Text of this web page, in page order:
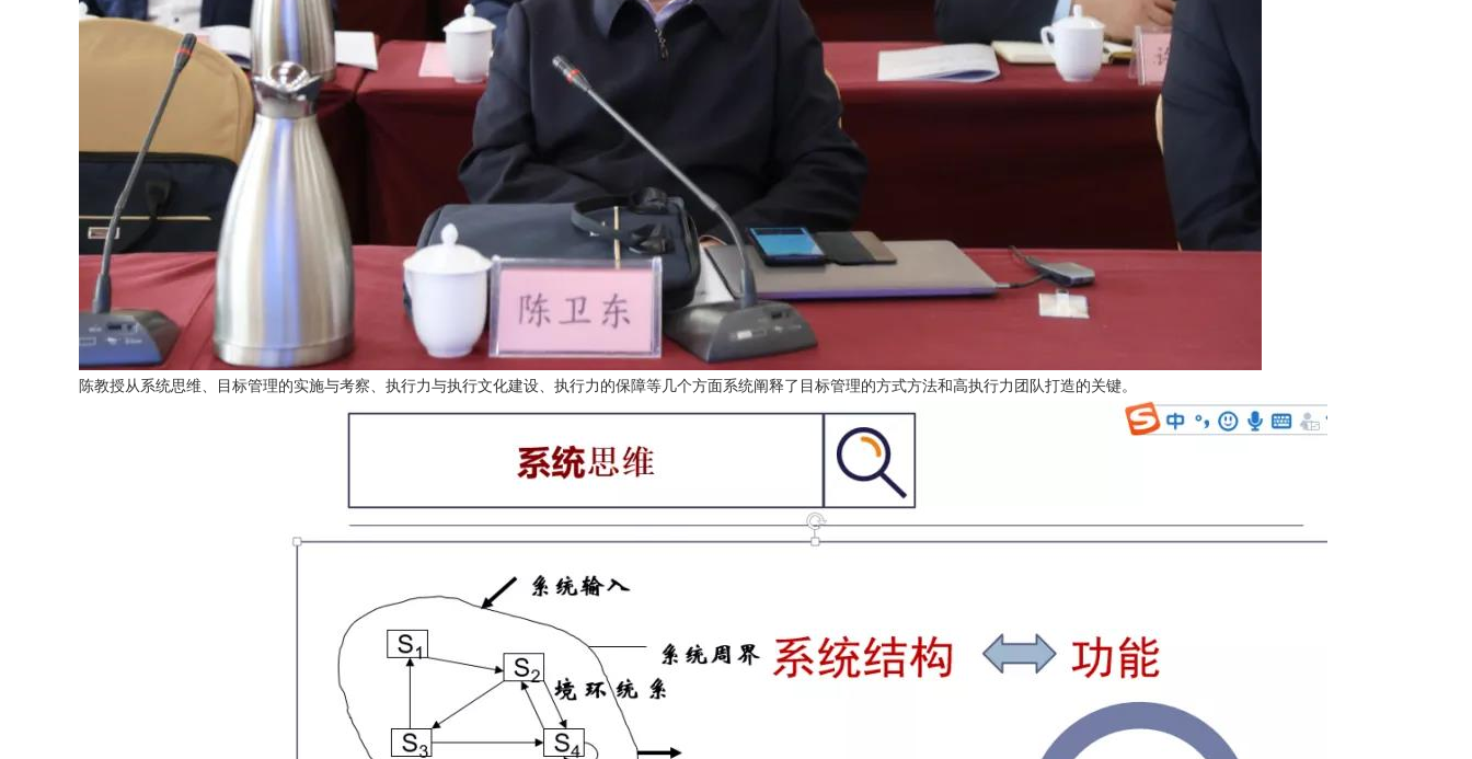
陈教授从系统思维、目标管理的实施与考察、执行力与执行文化建设、执行力的保障等几个方面系统阐释了目标管理的方式方法和高执行力团队打造的关键。